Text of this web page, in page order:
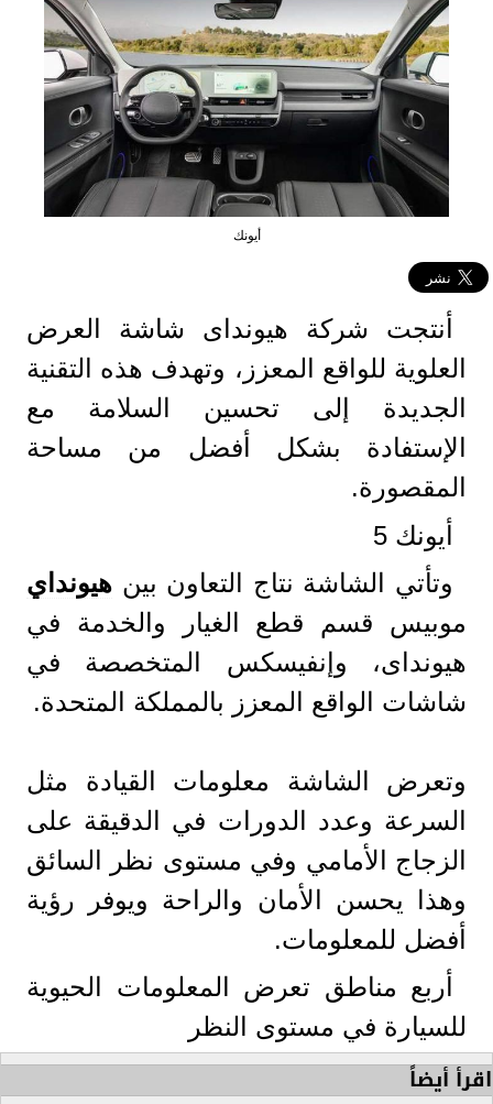
أيونك
أنتجت شركة هيونداى شاشة العرض
العلوية للواقع المعزز، وتهدف هذه التقنية
الجديدة إلى تحسين السلامة مع
الإستفادة بشكل أفضل من مساحة
المقصورة.
أيونك 5
وتأتي الشاشة نتاج التعاون بين هيونداي
موبيس قسم قطع الغيار والخدمة في
هيونداى، وإنفيسكس المتخصصة في
شاشات الواقع المعزز بالمملكة المتحدة.
وتعرض الشاشة معلومات القيادة مثل
السرعة وعدد الدورات في الدقيقة على
الزجاج الأمامي وفي مستوى نظر السائق
وهذا يحسن الأمان والراحة ويوفر رؤية
أفضل للمعلومات.
أربع مناطق تعرض المعلومات الحيوية
للسيارة في مستوى النظر
اقرأ أيضاً